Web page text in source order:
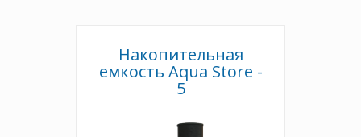
Накопительная
емкость Aqua Store -
5